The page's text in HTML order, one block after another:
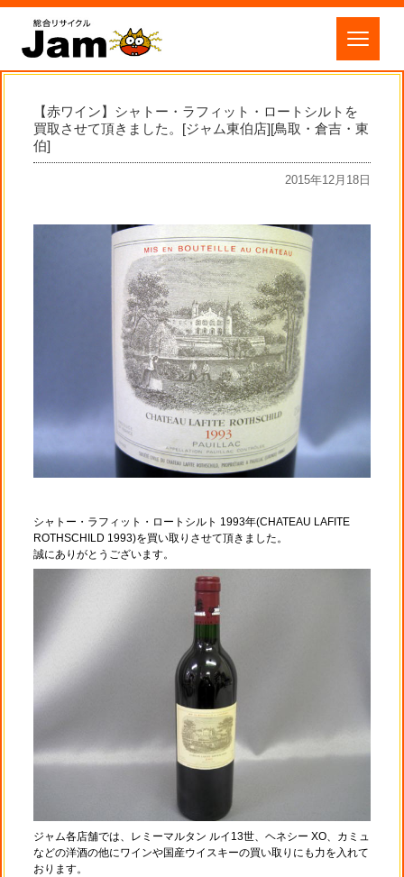
【赤ワイン】シャトー・ラフィット・ロートシルトを
買取させて頂きました。[ジャム東伯店][鳥取・倉吉・東
伯]
2015年12月18日
シャトー・ラフィット・ロートシルト 1993年(CHATEAU LAFITE
ROTHSCHILD 1993)を買い取りさせて頂きました。
誠にありがとうございます。
ジャム各店舗では、レミーマルタン ルイ13世、ヘネシー XO、カミュ
などの洋酒の他にワインや国産ウイスキーの買い取りにも力を入れて
おります。